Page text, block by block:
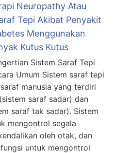
Neuropathy Atau
Tepi Akibat Penyakit
Menggunakan
Kutus Kutus
Sistem Saraf Tepi
Umum Sistem saraf tepi
manusia yang terdiri
saraf sadar) dan
saraf tak sadar). Sistem
mengontrol segala
oleh otak, dan
untuk mengontrol